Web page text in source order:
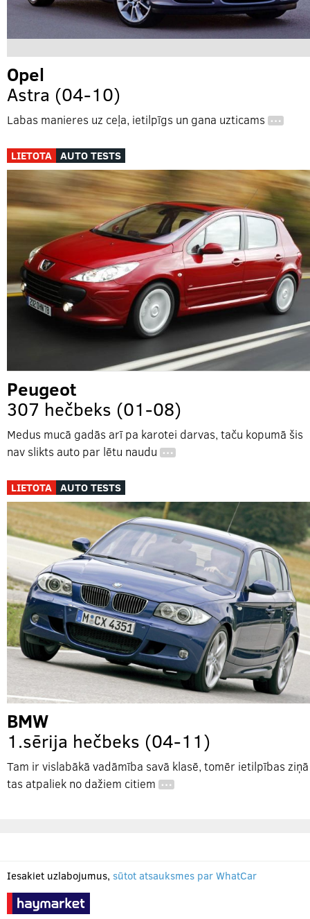
Opel
Astra (04-10)
Labas manieres uz ceļa, ietilpīgs un gana uzticams …
LIETOTA AUTO TESTS
Peugeot
307 hečbeks (01-08)
Medus mucā gadās arī pa karotei darvas, taču kopumā šis
nav slikts auto par lētu naudu …
LIETOTA AUTO TESTS
BMW
1.sērija hečbeks (04-11)
Tam ir vislabākā vadāmība savā klasē, tomēr ietilpības ziņā
tas atpaliek no dažiem citiem …
Iesakiet uzlabojumus, sūtot atsauksmes par WhatCar